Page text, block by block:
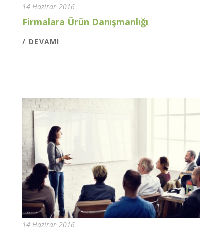
14 Haziran 2016
Firmalara Ürün Danışmanlığı
/ DEVAMI
14 Haziran 2016